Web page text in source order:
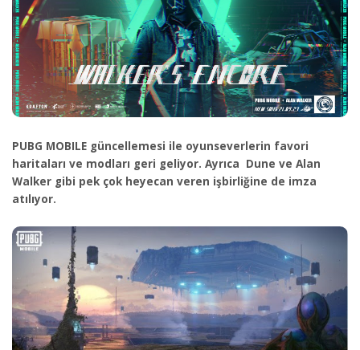
PUBG MOBILE güncellemesi ile oyunseverlerin favori
haritaları ve modları geri geliyor. Ayrıca Dune ve Alan
Walker gibi pek çok heyecan veren işbirliğine de imza
atılıyor.